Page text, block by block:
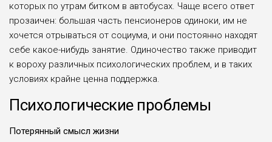
которых по утрам битком в автобусах. Чаще всего ответ
прозаичен: большая часть пенсионеров одиноки, им не
хочется отрываться от социума, и они постоянно находят
себе какое-нибудь занятие. Одиночество также приводит
к вороху различных психологических проблем, и в таких
условиях крайне ценна поддержка.
Психологические проблемы
Потерянный смысл жизни